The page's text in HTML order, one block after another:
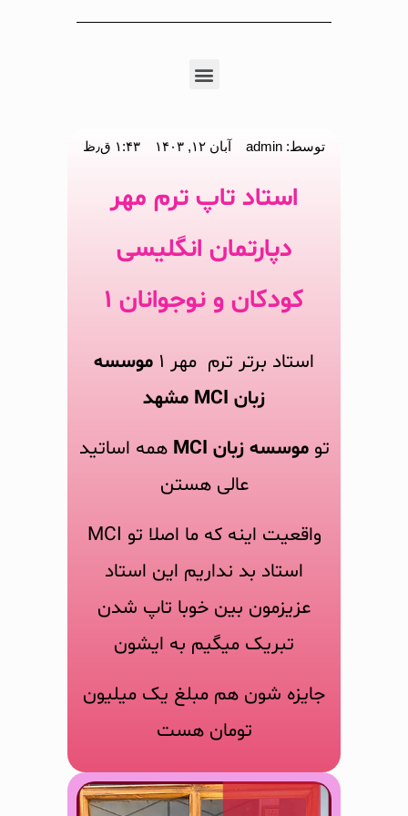
توسط: آبان ۱۲, ۱۴۰۳ ۱:۴۳ ق٫ظ
استاد تاپ ترم مهر
دپارتمان انگلیسی
کودکان و نوجوانان ۱
استاد برتر ترم مهر ۱
موسسه
زبان MCI مشهد
توموسسه زبان MCI
همه اساتید
عالی هستن
واقعیت اینه که ما اصلا تو MCI
استاد بد نداریم این استاد
عزیزمون بین خوبا تاپ شدن
تبریک میگیم به ایشون
جایزه شون هم مبلغ یک میلیون
تومان هست